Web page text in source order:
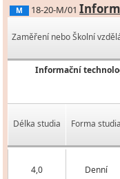
M 18-20-M/01
Zaměření nebo Školní
Informační
Délka studia Forma studia
4,0 Denní